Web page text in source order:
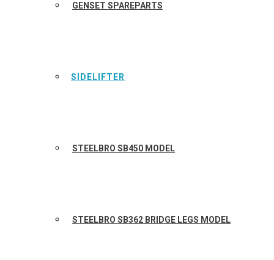
GENSET SPAREPARTS
SIDELIFTER
STEELBRO SB450 MODEL
STEELBRO SB362 BRIDGE LEGS MODEL